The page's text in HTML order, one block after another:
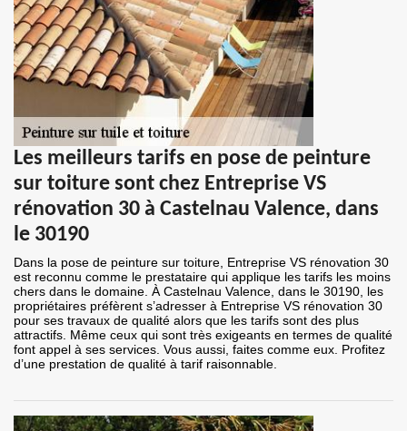
Les meilleurs tarifs en pose de peinture
sur toiture sont chez Entreprise VS
rénovation 30 à Castelnau Valence, dans
le 30190
Dans la pose de peinture sur toiture, Entreprise VS rénovation 30
est reconnu comme le prestataire qui applique les tarifs les moins
chers dans le domaine. À Castelnau Valence, dans le 30190, les
propriétaires préfèrent s’adresser à Entreprise VS rénovation 30
pour ses travaux de qualité alors que les tarifs sont des plus
attractifs. Même ceux qui sont très exigeants en termes de qualité
font appel à ses services. Vous aussi, faites comme eux. Profitez
d’une prestation de qualité à tarif raisonnable.